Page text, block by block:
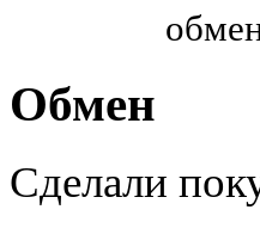
Обмен
Сделали